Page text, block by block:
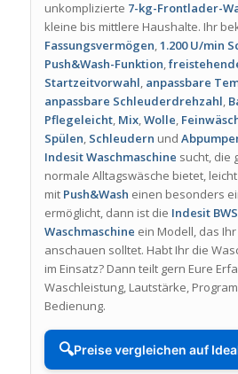
unkomplizierte 7-kg-Frontlader-
kleine bis mittlere Haushalte. Ihr
Fassungsvermögen,1.200 U/min
Push&Wash-Funktion,
Startzeitvorwahl, anpassbare
anpassbare Schleuderdrehzahl,
Pflegeleicht, Mix,Wolle,
Spülen, Schleudern und
Indesit Waschmaschine sucht, die
normale Alltagswäsche bietet,
mit Push&Wash einen besonders
ermöglicht, dann ist die Indesit
Waschmaschine ein Modell, das
anschauen solltet. Habt Ihr die
im Einsatz? Dann teilt gern Eure
Waschleistung, Lautstärke,
Bedienung.
🔍Preise vergleichen auf